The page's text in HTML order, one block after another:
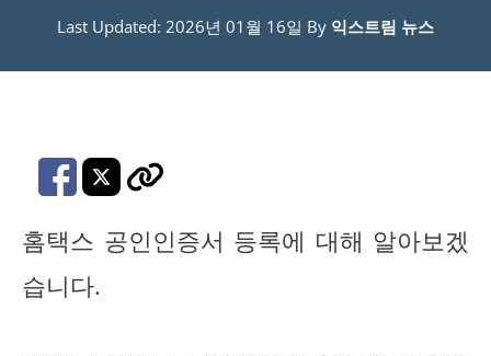
Last Updated: 2026년 01월 16일 By 익스트림 뉴스
홈택스 공인인증서 등록에 대해 알아보겠
습니다.